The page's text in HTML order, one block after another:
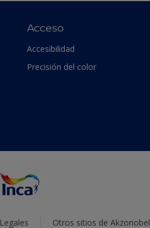
Acceso
Accesibilidad
Precisión del color
Legales Otros sitios de Akzonobel